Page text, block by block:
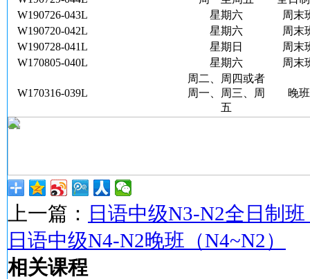
W190726-043L
星期六
周末
W190720-042L
星期六
周末
W190728-041L
星期日
周末
W170805-040L
星期六 周末
W170316-039L
周二、周四或者
周一、周三、周
五
晚班
上一篇： 日语中级N3-N2全日制
日语中级N4-N2晚班（N4~N2）
相关课程